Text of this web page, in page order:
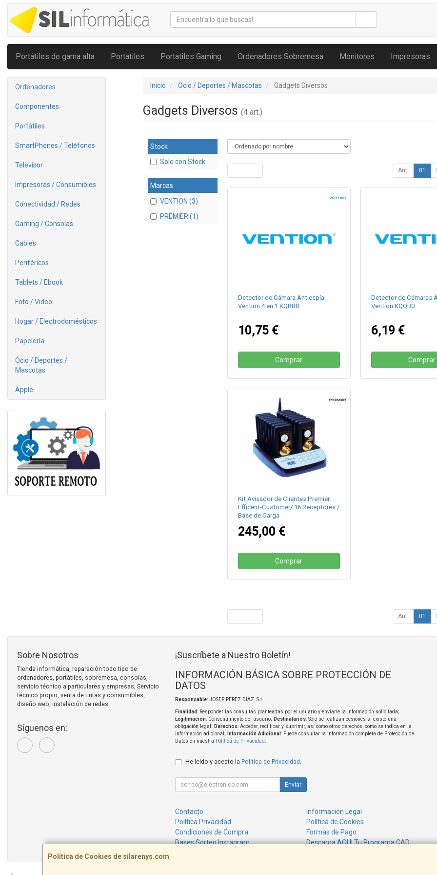
Portátiles de gama alta Portatiles Portatiles Gaming Ordenadores Sobremesa Monitores Impresoras
Ordenadores
Componentes
Portátiles
SmartPhones / Teléfonos
Televisor
Impresoras / Consumibles
Conectividad / Redes
Gaming / Consolas
Cables
Periféricos
Tablets / Ebook
Foto / Video
Hogar / Electrodomésticos
Papelería
Ocio / Deportes /
Mascotas
Apple
Inicio Ocio / Deportes / Mascotas Gadgets Diversos
Gadgets Diversos (4 art.)
Stock
Solo con Stock
Marcas
VENTION (3)
PREMIER (1)
Ant. 01
Detector de Cámara Antiespía
Vention 4 en 1 KQRB0
10,75 €
Comprar
Detector de Cámaras
Vention KQQB0
6,19 €
Comprar
Kit Avisador de Clientes Premier
Efficent-Customer/ 16 Receptores /
Base de Carga
245,00 €
Comprar
Ant. 01
Política de Cookies de silarenys.com
Sobre Nosotros
Tienda informática, reparación todo tipo de
ordenadores, portátiles, sobremesa, consolas,
servicio técnico a particulares y empresas, Servicio
técnico propio, venta de tintas y consumibles,
diseño web, instalación de redes.
Síguenos en:
¡Suscríbete a Nuestro Boletín!
INFORMACIÓN BÁSICA SOBRE PROTECCIÓN DE
DATOS
Responsable: JOSEP PEREZ DIAZ, S.L.
Finalidad: Responder las consultas planteadas por el usuario y enviarle la información solicitada;
Legitimación: Consentimiento del usuario; Destinatarios: Solo se realizan cesiones si existe una
obligación legal; Derechos: Acceder, rectificar y suprimir, así como otros derechos, como se indica en la
información adicional;
Información Adicional : Puede consultar la información completa de Protección de
Datos en nuestra Política de Privacidad.
He leído y acepto la Política de Privacidad .
Enviar
Contacto
Información Legal
Política Privacidad
Política de Cookies
Condiciones de Compra
Formas de Pago
Bases Sorteo Instagram
Descarga AQUI Tu Programa CAD